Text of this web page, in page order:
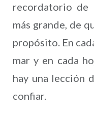
recordatorio de
más grande, de
propósito. En
mar y en cada
hay una lección
confiar.